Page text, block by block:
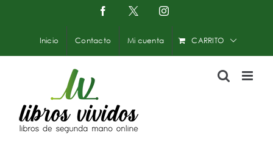
contenido
Facebook
X
Instagram
Inicio Contacto Mi cuenta CARRITO